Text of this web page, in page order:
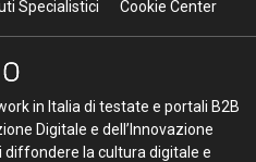
Specialistici Cookie Center
in Italia di testate e portali B2B
Digitale e dell’Innovazione
diffondere la cultura digitale e